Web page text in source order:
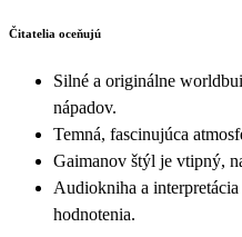
Čitatelia oceňujú
Silné a originálne
nápadov.
Temná, fascinujúca
Gaimanov štýl je vtipný,
Audiokniha a
hodnotenia.